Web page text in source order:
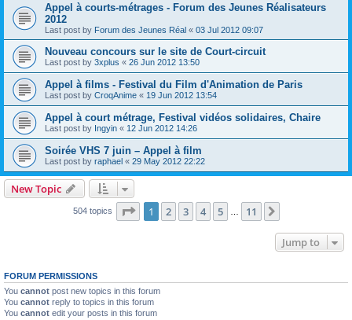
Appel à courts-métrages - Forum des Jeunes Réalisateurs
2012
Last post by Forum des Jeunes Réal « 03 Jul 2012 09:07
Nouveau concours sur le site de Court-circuit
Last post by 3xplus « 26 Jun 2012 13:50
Appel à films - Festival du Film d'Animation de Paris
Last post by CroqAnime « 19 Jun 2012 13:54
Appel à court métrage, Festival vidéos solidaires, Chaire
Last post by Ingyin « 12 Jun 2012 14:26
Soirée VHS 7 juin – Appel à film
Last post by raphael « 29 May 2012 22:22
New Topic
504 topics Page 1of 11
1 2 3 4 5 11
Jump to
FORUM PERMISSIONS
You cannot post new topics in this forum
You cannot reply to topics in this forum
You cannot edit your posts in this forum